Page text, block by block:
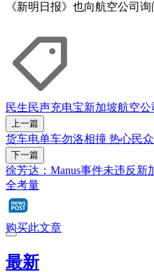
《新明日报》也向航空公司询
民生民声充电宝新加坡航空公
上一篇
货车电单车勿洛相撞 热心民
下一篇
徐芳达：Manus事件未违反
全考量
购买此文章
最新